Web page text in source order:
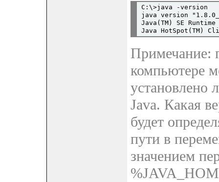
C:\>java -version
java version
Java(TM) SE
Примечание:
компьютере
установлено
Java. Какая
будет
пути в
значением